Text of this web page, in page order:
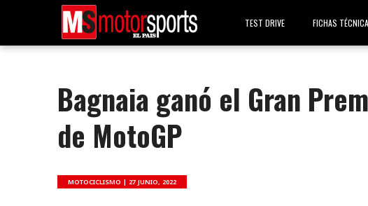
TEST DRIVE FICHAS
Bagnaia ganó el Gran
de MotoGP
MOTOCICLISMO |27 JUNIO, 2022